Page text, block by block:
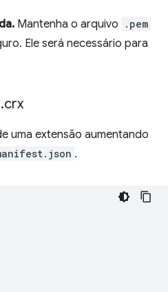
Mantenha o arquivo .pem
Ele será necessário para
.crx
uma extensão aumentando
.